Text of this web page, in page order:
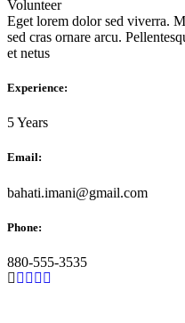
Volunteer
Eget lorem dolor sed viverra.
sed cras ornare arcu.
et netus
Experience:
5 Years
Email:
bahati.imani@gmail.com
Phone:
880-555-3535